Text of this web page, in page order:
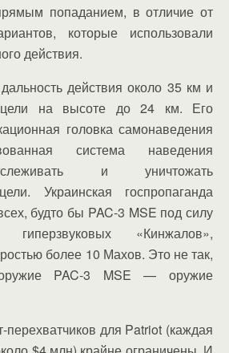
попаданием, в отличие от
которые использовали
действия.
действия около 35 км и
на высоте до 24 км. Его
головка самонаведения
система наведения
и уничтожать
Украинская госпропаганда
будто бы PAC-3 MSE под силу
«Кинжалов»,
более 10 Махов. Это не так,
PAC-3 MSE — оружие
перехватчиков для Patriot (каждая